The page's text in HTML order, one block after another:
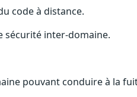
code à distance.
sécurité inter-domaine.
pouvant conduire à la